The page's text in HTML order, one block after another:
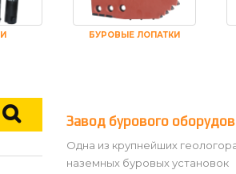
БУРОВЫЕ ЛОПАТКИ
Завод бурового
Одна из крупнейших
наземных буровых установок